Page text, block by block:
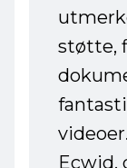
støtte,
Ecwid,